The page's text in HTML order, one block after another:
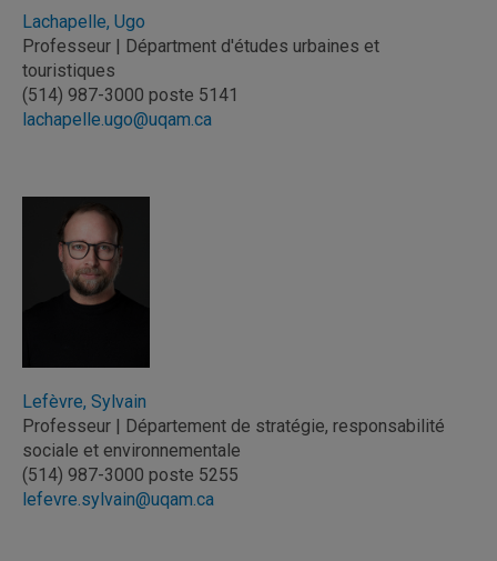
Lachapelle, Ugo
Professeur | Départment d'études urbaines et
touristiques
(514) 987-3000 poste 5141
lachapelle.ugo@uqam.ca
Lefèvre, Sylvain
Professeur | Département de stratégie, responsabilité
sociale et environnementale
(514) 987-3000 poste 5255
lefevre.sylvain@uqam.ca